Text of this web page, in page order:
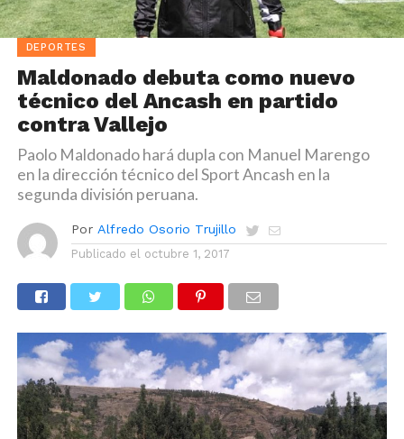
DEPORTES
Maldonado debuta como nuevo
técnico del Ancash en partido
contra Vallejo
Paolo Maldonado hará dupla con Manuel Marengo
en la dirección técnico del Sport Ancash en la
segunda división peruana.
Por Alfredo Osorio Trujillo
Publicado el octubre 1, 2017